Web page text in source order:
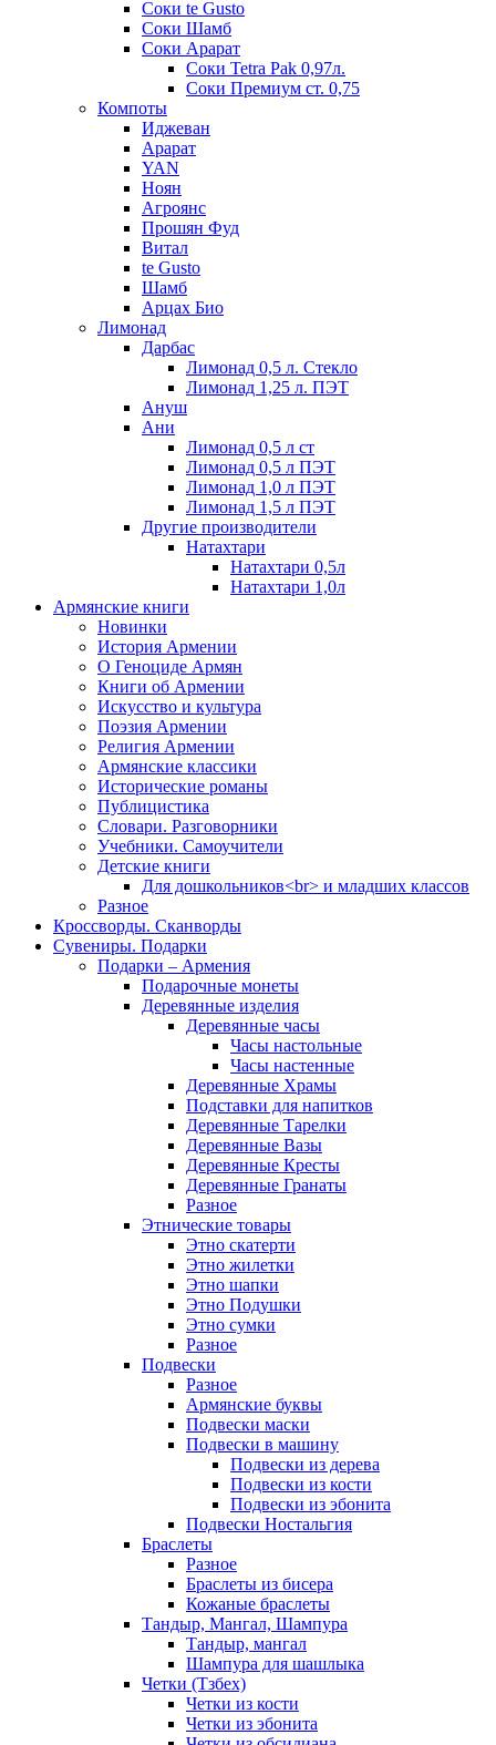
Соки te Gusto
Соки Шамб
Соки Арарат
Соки Tetra Pak 0,97л.
Соки Премиум ст. 0,75
Компоты
Иджеван
Арарат
YAN
Ноян
Агроянс
Прошян Фуд
Витал
te Gusto
Шамб
Арцах Био
Лимонад
Дарбас
Лимонад 0,5 л. Стекло
Лимонад 1,25 л. ПЭТ
Ануш
Ани
Лимонад 0,5 л ст
Лимонад 0,5 л ПЭТ
Лимонад 1,0 л ПЭТ
Лимонад 1,5 л ПЭТ
Другие производители
Натахтари
Натахтари 0,5л
Натахтари 1,0л
Армянские книги
Новинки
История Армении
О Геноциде Армян
Книги об Армении
Иcкусство и культура
Поэзия Армении
Религия Армении
Армянские классики
Исторические романы
Публицистика
Словари. Разговорники
Учебники. Самоучители
Детские книги
Для дошкольников<br> и младших классов
Разное
Кроссворды. Сканворды
Сувениры. Подарки
Подарки – Армения
Подарочные монеты
Деревянные изделия
Деревянные часы
Часы настольные
Часы настенные
Деревянные Храмы
Подставки для напитков
Деревянные Тарелки
Деревянные Вазы
Деревянные Кресты
Деревянные Гранаты
Разное
Этнические товары
Этно скатерти
Этно жилетки
Этно шапки
Этно Подушки
Этно сумки
Разное
Подвески
Разное
Армянские буквы
Подвески маски
Подвески в машину
Подвески из дерева
Подвески из кости
Подвески из эбонита
Подвески Ностальгия
Браслеты
Разное
Браслеты из бисера
Кожаные браслеты
Тандыр, Мангал, Шампура
Тандыр, мангал
Шампура для шашлыка
Четки (Тзбех)
Четки из кости
Четки из эбонита